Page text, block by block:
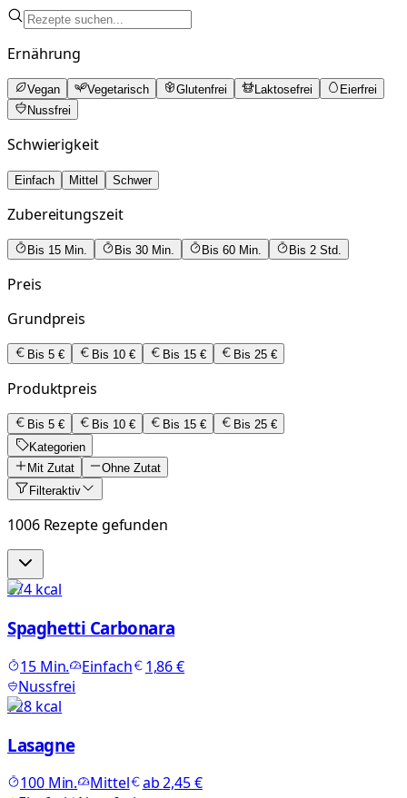
Ernährung
Vegan Vegetarisch Glutenfrei Laktosefrei
Eierfrei
Nussfrei
Schwierigkeit
Einfach Mittel Schwer
Zubereitungszeit
Bis 15 Min. Bis 30 Min. Bis 60 Min. Bis 2 Std.
Preis
Grundpreis
Bis 5 € Bis 10 € Bis 15 € Bis 25 €
Produktpreis
Bis 5 € Bis 10 € Bis 15 €
Bis 25 €
Kategorien
Mit Zutat
Ohne Zutat
Filteraktiv
1006 Rezepte gefunden
874kcal
Spaghetti Carbonara
15Min. Einfach
1,86 €
Nussfrei
728kcal
Lasagne
100Min. Mittel ab2,45 €